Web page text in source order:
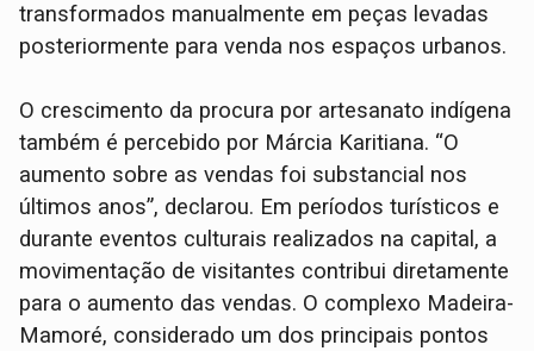
transformados manualmente em peças levadas
posteriormente para venda nos espaços urbanos.
O crescimento da procura por artesanato indígena
também é percebido por Márcia Karitiana. “O
aumento sobre as vendas foi substancial nos
últimos anos”, declarou. Em períodos turísticos e
durante eventos culturais realizados na capital, a
movimentação de visitantes contribui diretamente
para o aumento das vendas. O complexo Madeira-
Mamoré, considerado um dos principais pontos